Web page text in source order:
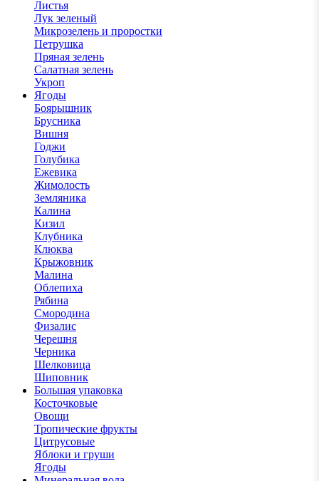
Листья
Лук зеленый
Микрозелень и проростки
Петрушка
Пряная зелень
Салатная зелень
Укроп
Ягоды
Боярышник
Брусника
Вишня
Годжи
Голубика
Ежевика
Жимолость
Земляника
Калина
Кизил
Клубника
Клюква
Крыжовник
Малина
Облепиха
Рябина
Смородина
Физалис
Черешня
Черника
Шелковица
Шиповник
Большая упаковка
Косточковые
Овощи
Тропические фрукты
Цитрусовые
Яблоки и груши
Ягоды